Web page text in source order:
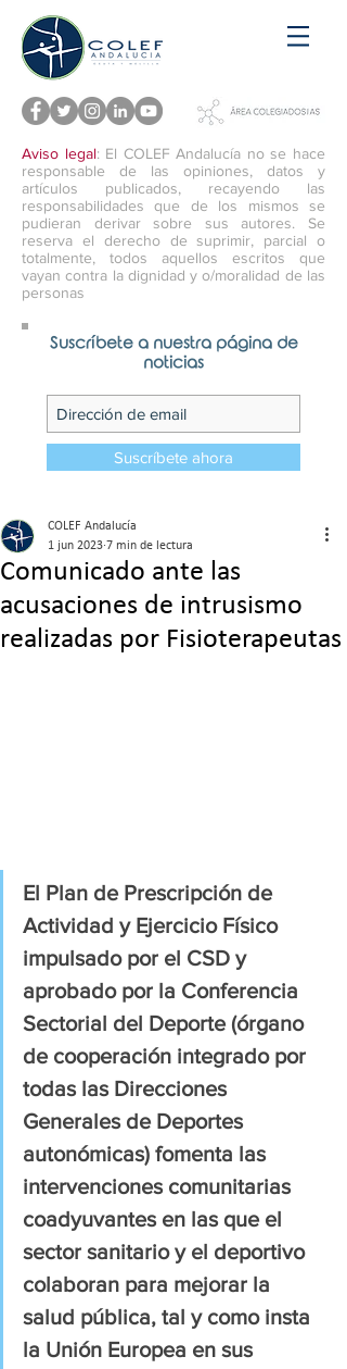
Aviso legal: El COLEF Andalucía no se hace
responsable de las opiniones, datos y
artículos publicados, recayendo las
responsabilidades que de los mismos se
pudieran derivar sobre sus autores. Se
reserva el derecho de suprimir, parcial o
totalmente, todos aquellos escritos que
vayan contra la dignidad y o/moralidad de las
personas
Suscríbete a nuestra página de
noticias
Suscríbete ahora
Comunicado ante las
acusaciones de intrusismo
realizadas por Fisioterapeutas
COLEF Andalucía
1 jun 2023 7 min de lectura
El Plan de Prescripción de
Actividad y Ejercicio Físico
impulsado por el CSD y
aprobado por la Conferencia
Sectorial del Deporte (órgano
de cooperación integrado por
todas las Direcciones
Generales de Deportes
autonómicas) fomenta las
intervenciones comunitarias
coadyuvantes en las que el
sector sanitario y el deportivo
colaboran para mejorar la
salud pública, tal y como insta
la Unión Europea en sus